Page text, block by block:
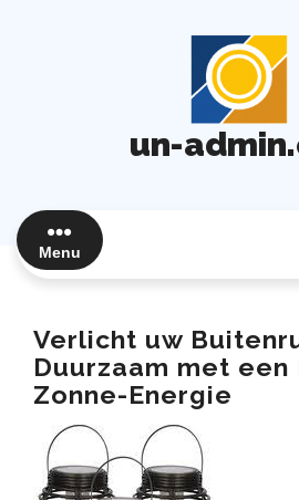
un-
Menu
Verlicht uw
Duurzaam met een
Zonne-Energie